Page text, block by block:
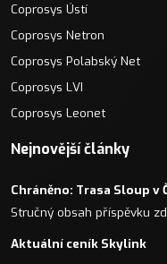
Coprosys Ústí
Coprosys Netron
Coprosys Polabský Net
Coprosys LVI
Coprosys Leonet
Nejnovější články
Chráněno: Trasa Sloup v
Stručný obsah příspěvku
Aktuální ceník Skylink